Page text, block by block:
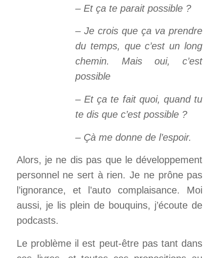
– Et ça te parait possible ?
– Je crois que ça va prendre
du temps, que c’est un long
chemin. Mais oui, c’est
possible
– Et ça te fait quoi, quand tu
te dis que c’est possible ?
– Çà me donne de l’espoir.
Alors, je ne dis pas que le développement
personnel ne sert à rien. Je ne prône pas
l’ignorance, et l’auto complaisance. Moi
aussi, je lis plein de bouquins, j’écoute de
podcasts.
Le problème il est peut-être pas tant dans